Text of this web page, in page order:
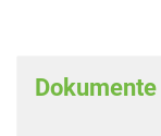
Dokumente